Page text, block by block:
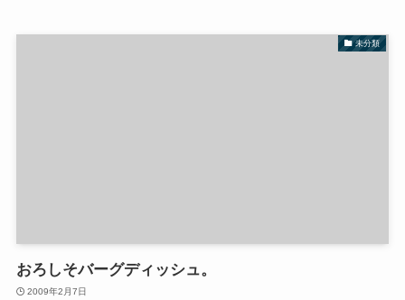
未分類
おろしそバーグディッシュ。
2009年2月7日